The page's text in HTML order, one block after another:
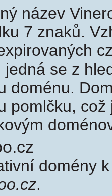
název
7 znaků.
jedná se z
doménu.
pomlčku,
domény
.